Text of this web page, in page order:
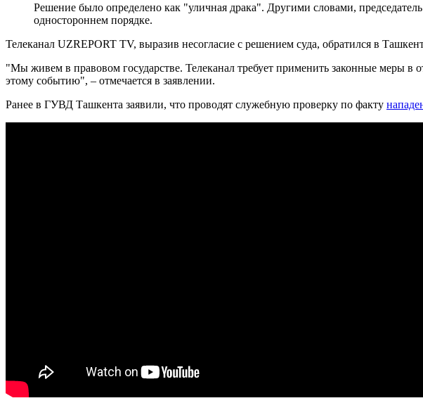
Решение было определено как "уличная драка". Другими словами,
одностороннем порядке.
Телеканал UZREPORT TV, выразив несогласие с решением суда, обратился в
"Мы живем в правовом государстве. Телеканал требует применить законные меры
этому событию", – отмечается в заявлении.
Ранее в ГУВД Ташкента заявили, что проводят служебную проверку по факту